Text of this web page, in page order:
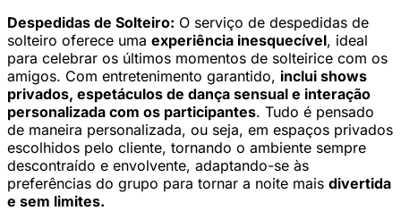
Despedidas de Solteiro: O serviço de despedidas de
solteiro oferece uma experiência inesquecível, ideal
para celebrar os últimos momentos de solteirice com os
amigos. Com entretenimento garantido, inclui shows
privados, espetáculos de dança sensual e interação
personalizada com os participantes. Tudo é pensado
de maneira personalizada, ou seja, em espaços privados
escolhidos pelo cliente, tornando o ambiente sempre
descontraído e envolvente, adaptando-se às
preferências do grupo para tornar a noite mais divertida
e sem limites.